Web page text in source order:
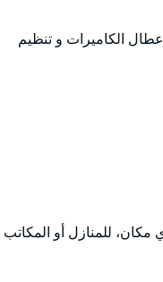
الكاميرات و تنظيم
للمنازل أو المكاتب